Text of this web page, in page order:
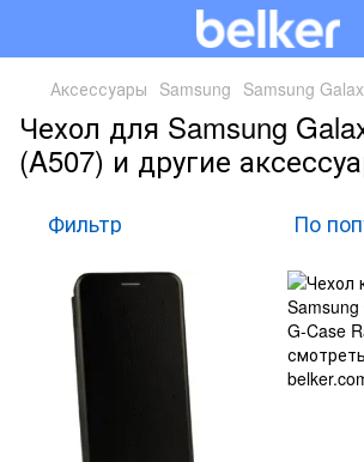
Аксессуары Samsung Samsung
Чехол для Samsung
(A507) и другие
Фильтр По